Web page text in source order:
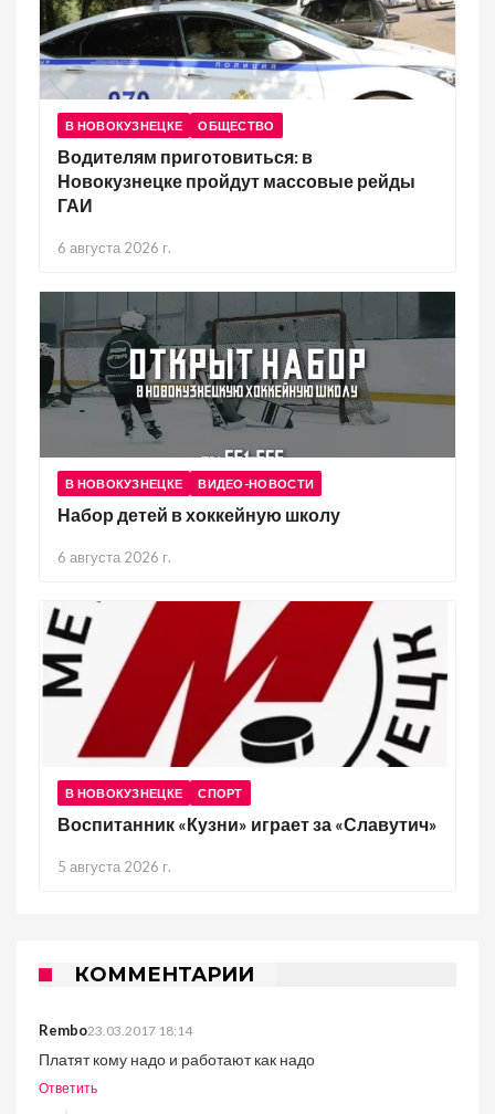
В НОВОКУЗНЕЦКЕ ОБЩЕСТВО
Водителям приготовиться: в
Новокузнецке пройдут массовые рейды
ГАИ
6 августа 2026 г.
В НОВОКУЗНЕЦКЕ ВИДЕО-НОВОСТИ
Набор детей в хоккейную школу
6 августа 2026 г.
В НОВОКУЗНЕЦКЕ СПОРТ
Воспитанник «Кузни» играет за «Славутич»
5 августа 2026 г.
КОММЕНТАРИИ
Rembo23.03.2017 18:14
Платят кому надо и работают как надо
Ответить